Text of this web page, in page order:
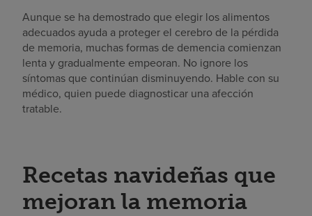
Aunque se ha demostrado que elegir los alimentos
adecuados ayuda a proteger el cerebro de la pérdida
de memoria, muchas formas de demencia comienzan
lenta y gradualmente empeoran. No ignore los
síntomas que continúan disminuyendo. Hable con su
médico, quien puede diagnosticar una afección
tratable.
Recetas navideñas que
mejoran la memoria